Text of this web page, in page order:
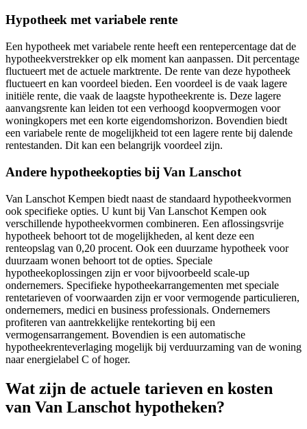
Hypotheek met variabele rente
Een hypotheek met variabele rente heeft een rentepercentage dat de
hypotheekverstrekker op elk moment kan aanpassen. Dit percentage
fluctueert met de actuele marktrente. De rente van deze hypotheek
fluctueert en kan voordeel bieden. Een voordeel is de vaak lagere
initiële rente, die vaak de laagste hypotheekrente is. Deze lagere
aanvangsrente kan leiden tot een verhoogd koopvermogen voor
woningkopers met een korte eigendomshorizon. Bovendien biedt
een variabele rente de mogelijkheid tot een lagere rente bij dalende
rentestanden. Dit kan een belangrijk voordeel zijn.
Andere hypotheekopties bij Van Lanschot
Van Lanschot Kempen biedt naast de standaard hypotheekvormen
ook specifieke opties. U kunt bij Van Lanschot Kempen ook
verschillende hypotheekvormen combineren. Een aflossingsvrije
hypotheek behoort tot de mogelijkheden, al kent deze een
renteopslag van 0,20 procent. Ook een duurzame hypotheek voor
duurzaam wonen behoort tot de opties. Speciale
hypotheekoplossingen zijn er voor bijvoorbeeld scale-up
ondernemers. Specifieke hypotheekarrangementen met speciale
rentetarieven of voorwaarden zijn er voor vermogende particulieren,
ondernemers, medici en business professionals. Ondernemers
profiteren van aantrekkelijke rentekorting bij een
vermogensarrangement. Bovendien is een automatische
hypotheekrenteverlaging mogelijk bij verduurzaming van de woning
naar energielabel C of hoger.
Wat zijn de actuele tarieven en kosten
van Van Lanschot hypotheken?